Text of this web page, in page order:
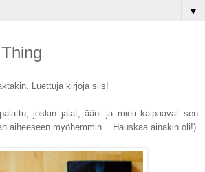
▼
Luettuja kirjoja siis!
joskin jalat, ääni ja mieli kaipaavat sen
aiheeseen myöhemmin... Hauskaa ainakin oli!)